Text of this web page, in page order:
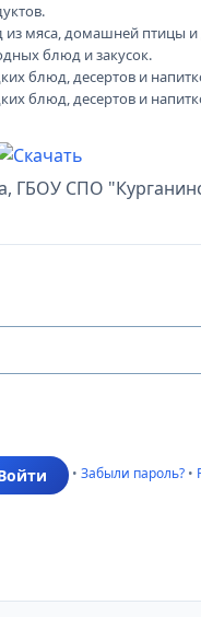
из мяса, домашней птицы
блюд и закусок.
блюд, десертов и
блюд, десертов и
ГБОУ СПО
• Забыли пароль? •